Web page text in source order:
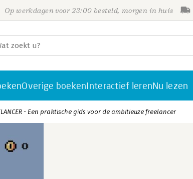
Op werkdagen voor 23:00 besteld, morgen in huis
Overige boekenInteractief lerenNu lezen
- Een praktische gids voor de ambitieuze freelancer